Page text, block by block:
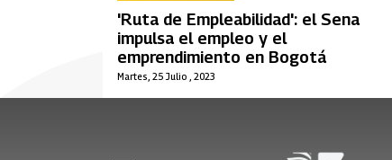
Martes, 25 Julio , 2023
'Ruta de Empleabilidad': el Sena
impulsa el empleo y el
emprendimiento en Bogotá